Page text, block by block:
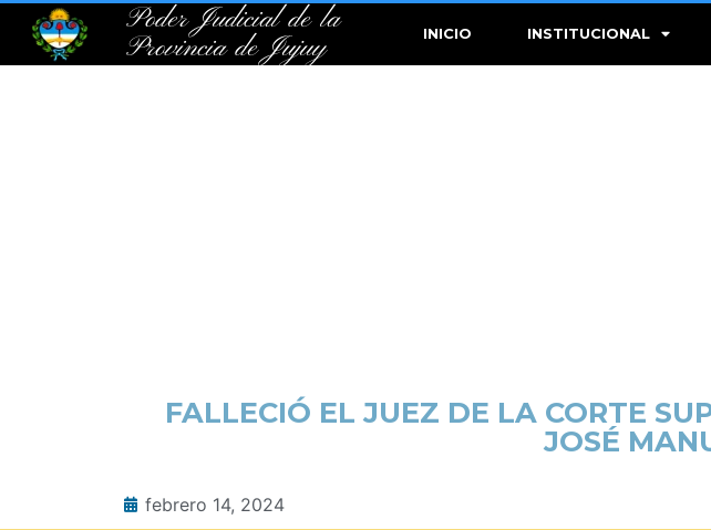
Poder Judicial de la
Provincia de Jujuy
INICIO INSTITUCIONAL
FALLECIÓ EL JUEZ DE LA CORTE
JOSÉ
febrero 14, 2024